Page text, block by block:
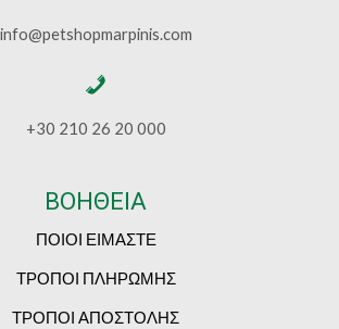
info@petshopmarpinis.com
+30 210 26 20 000
ΒΟΗΘΕΙΑ
ΠΟΙΟΙ ΕΙΜΑΣΤΕ
ΤΡΟΠΟΙ ΠΛΗΡΩΜΗΣ
ΤΡΟΠΟΙ ΑΠΟΣΤΟΛΗΣ